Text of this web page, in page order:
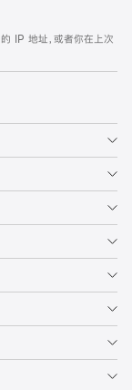
IP 地址，或者你在上次